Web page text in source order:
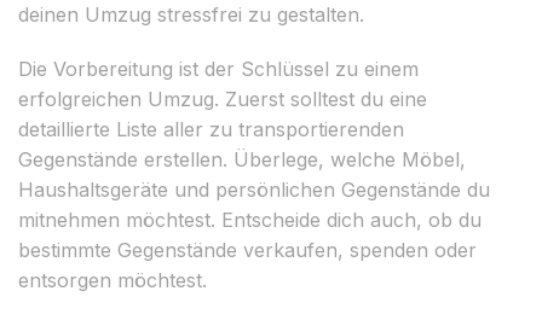
deinen Umzug stressfrei zu gestalten.
Die Vorbereitung ist der Schlüssel zu einem
erfolgreichen Umzug. Zuerst solltest du eine
detaillierte Liste aller zu transportierenden
Gegenstände erstellen. Überlege, welche Möbel,
Haushaltsgeräte und persönlichen Gegenstände du
mitnehmen möchtest. Entscheide dich auch, ob du
bestimmte Gegenstände verkaufen, spenden oder
entsorgen möchtest.